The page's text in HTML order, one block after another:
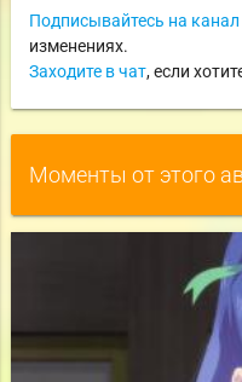
Подписывайтесь на канал
изменениях.
Заходите в чат, если
Моменты от этого